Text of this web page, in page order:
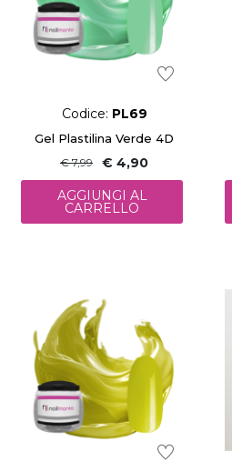
Codice: PL69
Gel Plastilina Verde 4D
€ 7,99
€ 4,90
AGGIUNGI AL
CARRELLO